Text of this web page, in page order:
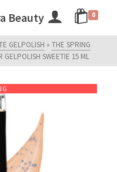
Beauty 0
GELPOLISH » THE SPRING
GELPOLISH SWEETIE 15 ML